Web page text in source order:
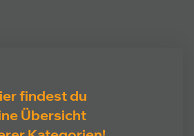
findest du
Übersicht